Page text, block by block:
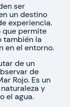
ser
un destino
experiencia.
que permite
también la
en el entorno.
de un
de
Rojo. Es un
y
el agua.